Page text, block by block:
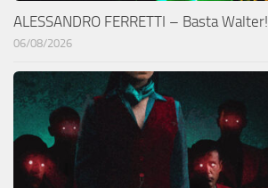
ALESSANDRO FERRETTI – Basta Walter!
06/08/2026